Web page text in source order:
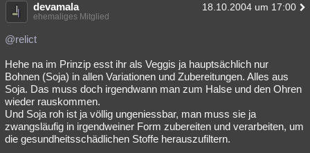
devamala 18.10.2004 um 17:00
ehemaliges Mitglied
@relict
Hehe na im Prinzip esst ihr als Veggis ja hauptsächlich nur
Bohnen (Soja) in allen Variationen und Zubereitungen. Alles aus
Soja. Das muss doch irgendwann man zum Halse und den Ohren
wieder rauskommen.
Und Soja roh ist ja völlig ungeniessbar, man muss sie ja
zwangsläufig in irgendweiner Form zubereiten und verarbeiten, um
die gesundheitsschädlichen Stoffe herauszufiltern.